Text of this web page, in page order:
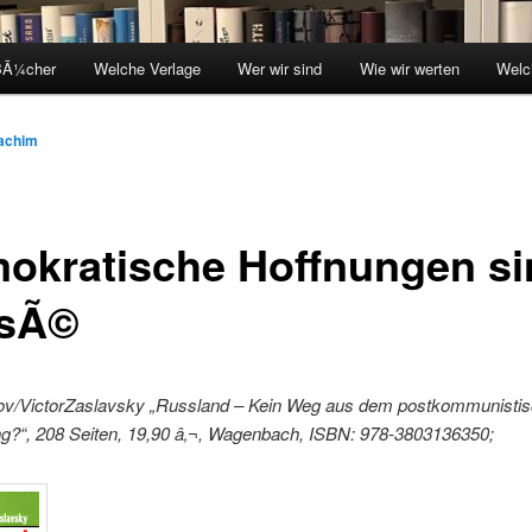
Welche Verlage Wer wir sind Wie wir werten
Hoffnungen
VictorZaslavsky „Russland – Kein Weg aus dem
208 Seiten, 19,90 â‚¬, Wagenbach, ISBN: 978-3803136350;